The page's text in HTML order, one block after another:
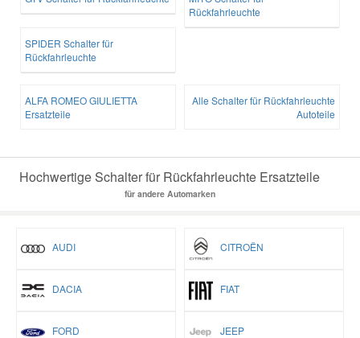
Rückfahrleuchte
SPIDER Schalter für
Rückfahrleuchte
ALFA ROMEO GIULIETTA
Ersatzteile
Alle Schalter für Rückfahrleuchte
Autoteile
Hochwertige Schalter für Rückfahrleuchte Ersatzteile
für andere Automarken
AUDI CITROËN
DACIA FIAT
FORD JEEP